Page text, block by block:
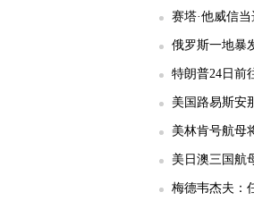
赛塔·他威信
俄罗斯一地暴
特朗普24日前
美国路易斯安
美林肯号航母
美日澳三国航
梅德韦杰夫：